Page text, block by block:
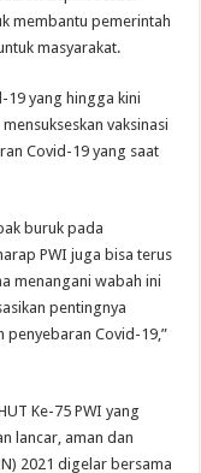
membantu pemerintah
masyarakat.
19 yang hingga kini
vaksinasi
Covid-19 yang saat
buruk pada
PWI juga bisa terus
menangani wabah ini
pentingnya
penyebaran Covid-19,”
Ke-75 PWI yang
lancar, aman dan
2021 digelar bersama